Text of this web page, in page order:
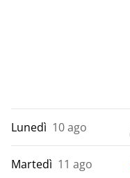
Lunedì 10 ago
Martedì 11 ago